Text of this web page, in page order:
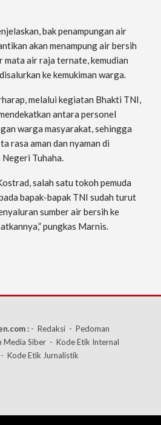
bak penampungan air
akan menampung air bersih
mata air raja ternate, kemudian
ke kemukiman warga.
melalui kegiatan Bhakti TNI,
antara personel
warga masyarakat, sehingga
rasa aman dan nyaman di
Tuhaha.
salah satu tokoh pemuda
bapak-bapak TNI sudah turut
sumber air bersih ke
pungkas Marnis.
: - Redaksi - Pedoman
Media Siber - Kode Etik Internal
- Kode Etik Jurnalistik